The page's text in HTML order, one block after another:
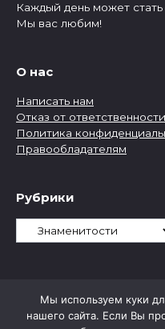
Каждый день может
Мы вас любим!
О нас
Написать нам
Отказ от ответственности
Политика
Правообладателям
Рубрики
Рубрики
Мы используем куки
нашего сайта. Если Вы